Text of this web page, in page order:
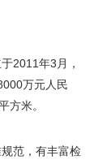
2011年3月，
万元人民
方米。
范，有丰富检